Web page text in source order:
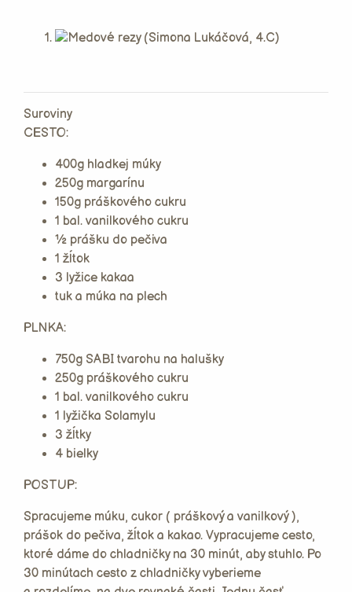
Suroviny
CESTO:
400g hladkej múky
250g margarínu
150g práškového cukru
1 bal. vanilkového cukru
½ prášku do pečiva
1 žĺtok
3 lyžice kakaa
tuk a múka na plech
PLNKA:
750g SABI tvarohu na halušky
250g práškového cukru
1 bal. vanilkového cukru
1 lyžička Solamylu
3 žĺtky
4 bielky
POSTUP:
Spracujeme múku, cukor ( práškový a vanilkový ),
prášok do pečiva, žĺtok a kakao. Vypracujeme cesto,
ktoré dáme do chladničky na 30 minút, aby stuhlo. Po
30 minútach cesto z chladničky vyberieme